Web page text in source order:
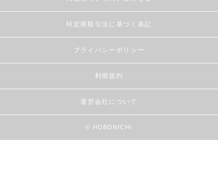
特定商取引法に基づく表記
プライバシーポリシー
利用規約
運営会社について
© HOBONICHI